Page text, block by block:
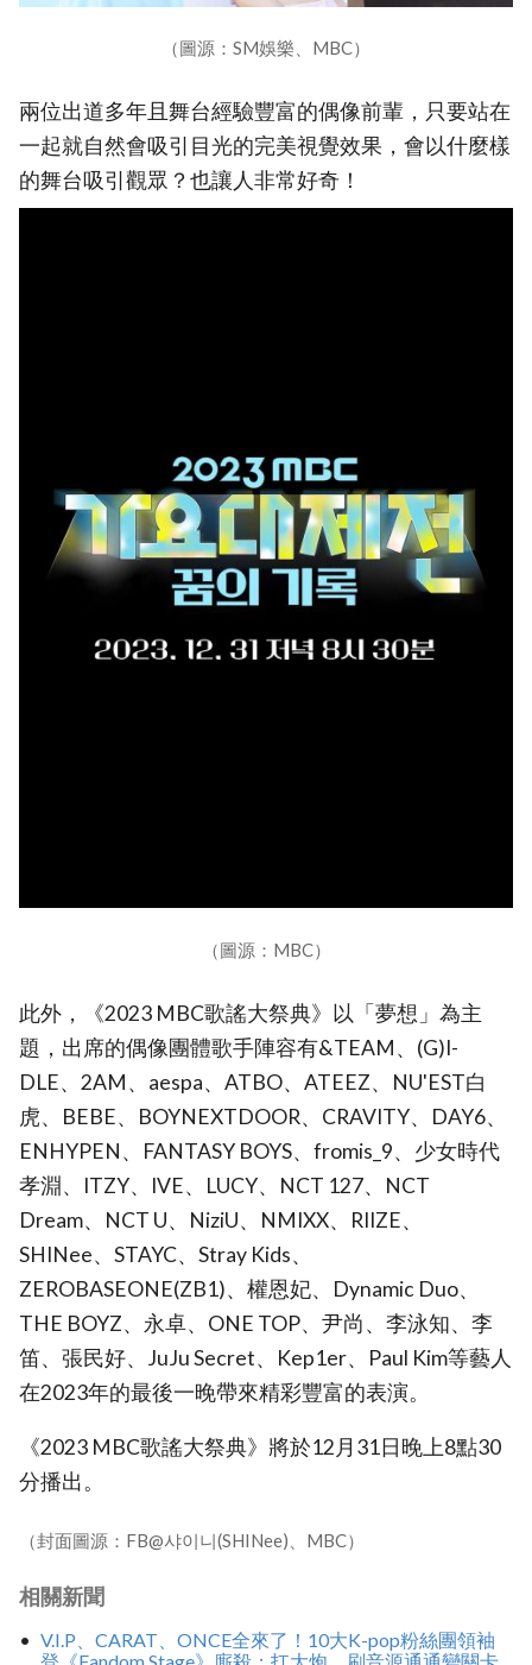
（圖源：SM娛樂、MBC）
兩位出道多年且舞台經驗豐富的偶像前輩，只要站在
一起就自然會吸引目光的完美視覺效果，會以什麼樣
的舞台吸引觀眾？也讓人非常好奇！
（圖源：MBC）
此外，《2023 MBC歌謠大祭典》以「夢想」為主
題，出席的偶像團體歌手陣容有&TEAM、(G)I-
DLE、2AM、aespa、ATBO、ATEEZ、NU'EST白
虎、BEBE、BOYNEXTDOOR、CRAVITY、DAY6、
ENHYPEN、FANTASY BOYS、fromis_9、少女時代
孝淵、ITZY、IVE、LUCY、NCT 127、NCT
Dream、NCT U、NiziU、NMIXX、RIIZE、
SHINee、STAYC、Stray Kids、
ZEROBASEONE(ZB1)、權恩妃、Dynamic Duo、
THE BOYZ、永卓、ONE TOP、尹尚、李泳知、李
笛、張民好、JuJu Secret、Kep1er、Paul Kim等藝人
在2023年的最後一晚帶來精彩豐富的表演。
《2023 MBC歌謠大祭典》將於12月31日晚上8點30
分播出。
（封面圖源：FB@샤이니(SHINee)、MBC）
相關新聞
V.I.P、CARAT、ONCE全來了！10大K-pop粉絲團領袖